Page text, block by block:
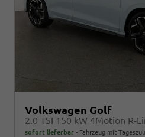
Volkswagen Golf
sofort lieferbar Fahrzeug mit